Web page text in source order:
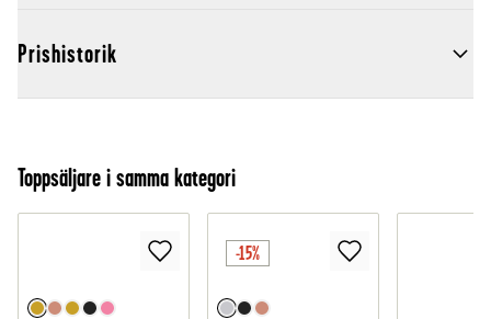
Prishistorik
Toppsäljare i samma kategori
-15%